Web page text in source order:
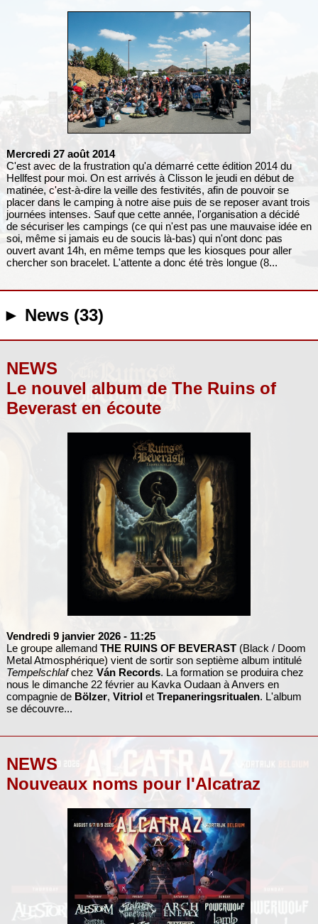
Mercredi 27 août 2014
C'est avec de la frustration qu'a démarré cette édition 2014 du
Hellfest pour moi. On est arrivés à Clisson le jeudi en début de
matinée, c'est-à-dire la veille des festivités, afin de pouvoir se
placer dans le camping à notre aise puis de se reposer avant trois
journées intenses. Sauf que cette année, l'organisation a décidé
de sécuriser les campings (ce qui n'est pas une mauvaise idée en
soi, même si jamais eu de soucis là-bas) qui n'ont donc pas
ouvert avant 14h, en même temps que les kiosques pour aller
chercher son bracelet. L'attente a donc été très longue (8...
► News (33)
NEWS
Le nouvel album de The Ruins of
Beverast en écoute
Vendredi 9 janvier 2026 - 11:25
Le groupe allemand THE RUINS OF BEVERAST(Black / Doom
Metal Atmosphérique) vient de sortir son septième album intitulé
Tempelschlafchez Ván Records. La formation se produira chez
nous le dimanche 22 février au Kavka Oudaan à Anvers en
compagnie de Bölzer, Vitriolet Trepaneringsritualen. L'album
se découvre...
NEWS
Nouveaux noms pour l'Alcatraz